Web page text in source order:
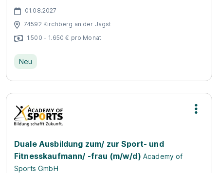
01.08.2027
74592 Kirchberg an der Jagst
1.500 - 1.650 € pro Monat
Neu
Duale Ausbildung zum/ zur Sport- und
Fitnesskaufmann/ -frau (m/w/d) Academy of
Sports GmbH